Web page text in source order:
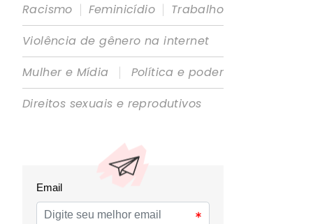
Racismo | Feminicídio | Trabalho
Violência de gênero na internet
Mulher e Mídia
|
Política e poder
Direitos sexuais e reprodutivos